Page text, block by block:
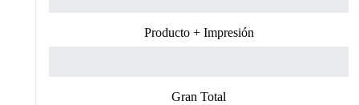
Producto + Impresión
Gran Total